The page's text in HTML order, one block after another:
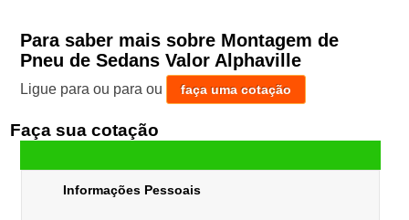
Para saber mais sobre Montagem de
Pneu de Sedans Valor Alphaville
Ligue para ou para ou faça uma cotação
Faça sua cotação
Informações Pessoais